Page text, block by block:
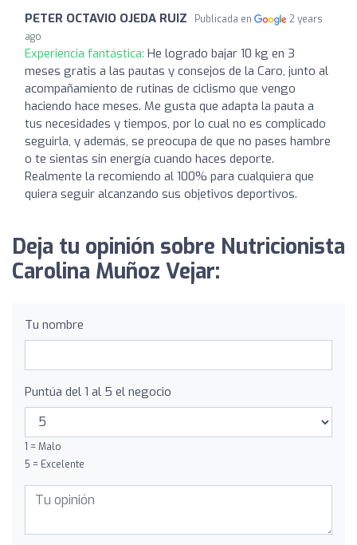
PETER OCTAVIO OJEDA RUIZ Publicada en
2 years
ago
Experiencia fantástica: He logrado bajar 10 kg en 3
meses gratis a las pautas y consejos de la Caro, junto al
acompañamiento de rutinas de ciclismo que vengo
haciendo hace meses. Me gusta que adapta la pauta a
tus necesidades y tiempos, por lo cual no es complicado
seguirla, y además, se preocupa de que no pases hambre
o te sientas sin energía cuando haces deporte.
Realmente la recomiendo al 100% para cualquiera que
quiera seguir alcanzando sus objetivos deportivos.
Deja tu opinión sobre Nutricionista
Carolina Muñoz Vejar:
Tu nombre
Puntúa del 1 al 5 el negocio
1 = Malo
5 = Excelente